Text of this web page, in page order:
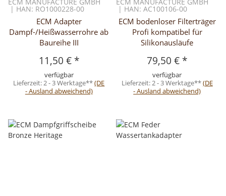
| HAN: RO1000228-00
ECM Adapter
Dampf-/Heißwasserrohre ab
Baureihe III
11,50 € *
verfügbar
Lieferzeit:2 - 3 Werktage**(DE
- Ausland abweichend)
| HAN: AC100106-00
ECM bodenloser Filterträger
Profi kompatibel für
Silikonausläufe
79,50 € *
verfügbar
Lieferzeit:2 - 3 Werktage**(DE
- Ausland abweichend)